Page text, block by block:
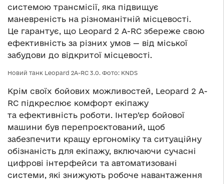
системою трансмісії, яка підвищує
маневреність на різноманітній місцевості.
Це гарантує, що Leopard 2 A-RC збереже свою
ефективність за різних умов — від міської
забудови до відкритої місцевості.
Новий танк Leopard 2А-RC 3.0. Фото: KNDS
Крім своїх бойових можливостей, Leopard 2 A-
RC підкреслює комфорт екіпажу
та ефективність роботи. Інтер’єр бойової
машини був перепроєктований, щоб
забезпечити кращу ергономіку та ситуаційну
обізнаність для екіпажу, включаючи сучасні
цифрові інтерфейси та автоматизовані
системи, які знижують робоче навантаження